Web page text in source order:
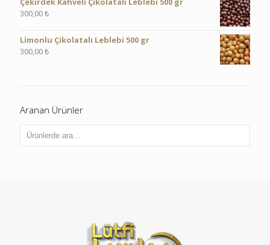
300,00₺
Limonlu Çikolatalı Leblebi 500 gr
300,00₺
Aranan Ürünler